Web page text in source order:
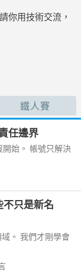
你用技術交流，
鐵人賽
任邊界
始。 帳號只解決
只是新名
。 我們才剛學會